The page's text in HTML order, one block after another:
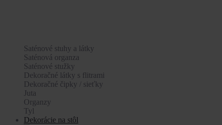
Saténové stuhy a látky
Saténová organza
Saténové stužky
Dekoračné látky s flitrami
Dekoračné čipky / sieťky
Juta
Organzy
Tyl
Dekorácie na stôl